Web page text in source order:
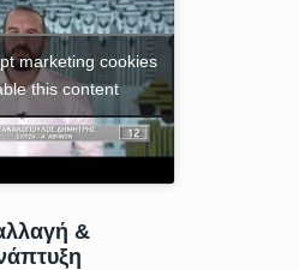
marketing cookies
this content
&